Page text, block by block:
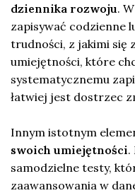
dziennika rozwoju.
zapisywać codzienne
trudności, z jakimi się
umiejętności, które
systematycznemu
łatwiej jest dostrzec
Innym istotnym
swoich umiejętności.
samodzielne testy,
zaawansowania w